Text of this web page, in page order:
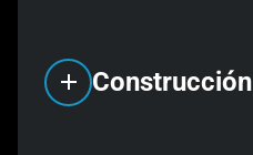
Construcción